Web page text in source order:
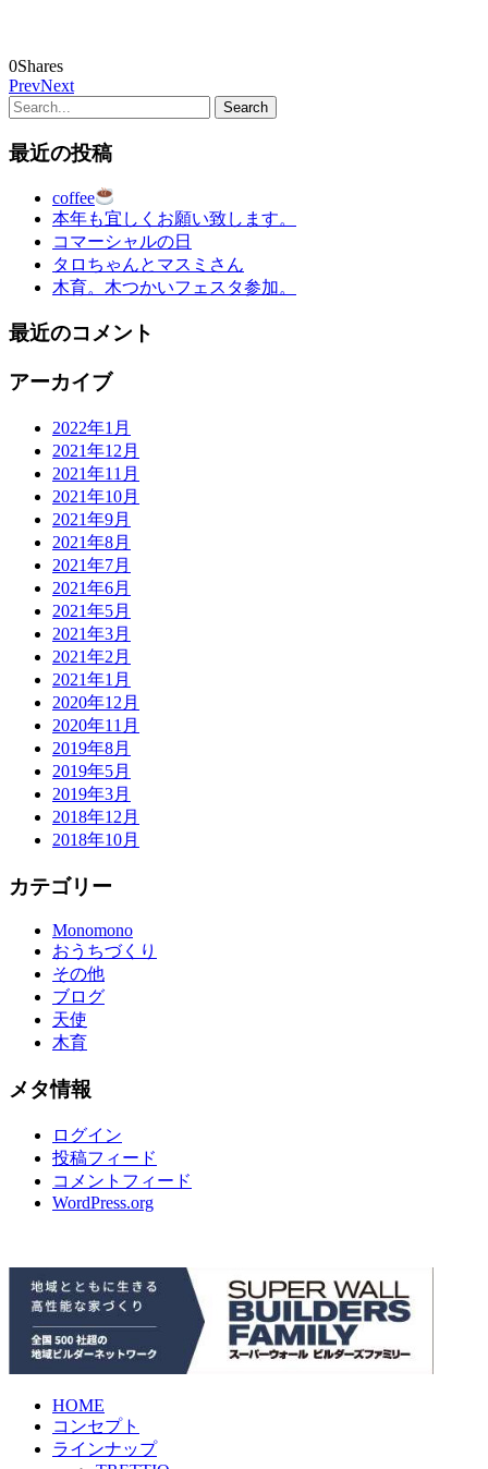
0Shares
PrevNext
最近の投稿
coffee
本年も宜しくお願い致します。
コマーシャルの日
タロちゃんとマスミさん
木育。木つかいフェスタ参加。
最近のコメント
アーカイブ
2022年1月
2021年12月
2021年11月
2021年10月
2021年9月
2021年8月
2021年7月
2021年6月
2021年5月
2021年3月
2021年2月
2021年1月
2020年12月
2020年11月
2019年8月
2019年5月
2019年3月
2018年12月
2018年10月
カテゴリー
Monomono
おうちづくり
その他
ブログ
天使
木育
メタ情報
ログイン
投稿フィード
コメントフィード
WordPress.org
HOME
コンセプト
ラインナップ